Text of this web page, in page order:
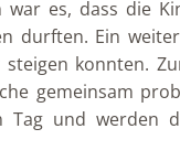
war es, dass die
durften. Ein
konnten.
gemeinsam
Tag und werden